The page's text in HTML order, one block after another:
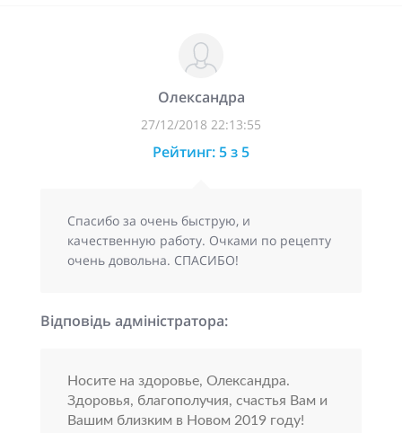
Олександра
27/12/2018 22:13:55
Рейтинг: 5 з 5
Спасибо за очень быструю, и
качественную работу. Очками по рецепту
очень довольна. СПАСИБО!
Відповідь адміністратора:
Носите на здоровье, Олександра.
Здоровья, благополучия, счастья Вам и
Вашим близким в Новом 2019 году!